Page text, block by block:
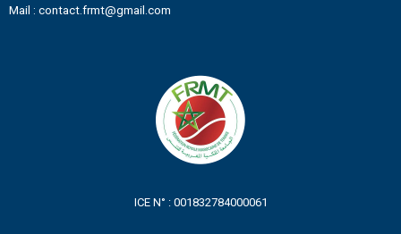
Mail : contact.frmt@gmail.com
ICE N° : 001832784000061